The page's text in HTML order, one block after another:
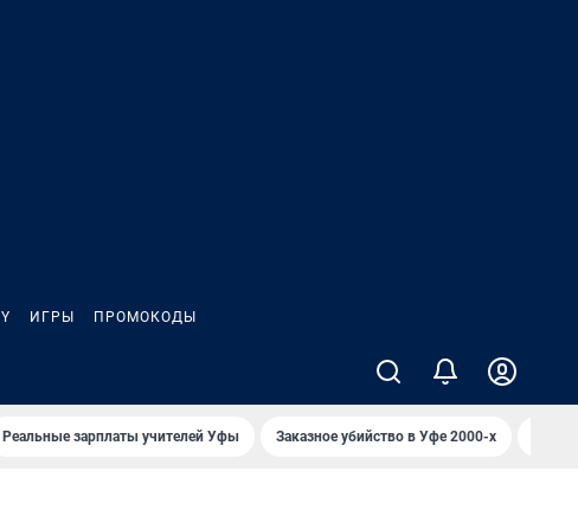
ИГРЫ ПРОМОКОДЫ
Реальные зарплаты учителей Уфы Заказное убийство в Уфе 2000-х